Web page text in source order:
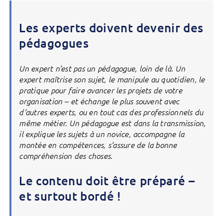
Les experts doivent devenir des
pédagogues
Un expert n’est pas un pédagogue, loin de là. Un
expert maîtrise son sujet, le manipule au quotidien, le
pratique pour faire avancer les projets de votre
organisation – et échange le plus souvent avec
d’autres experts, ou en tout cas des professionnels du
même métier. Un pédagogue est dans la transmission,
il explique les sujets à un novice, accompagne la
montée en compétences, s’assure de la bonne
compréhension des choses.
Le contenu doit être préparé –
et surtout bordé !